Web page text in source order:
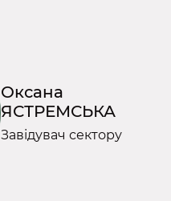
Оксана
ЯСТРЕМСЬКА
Завідувач сектору